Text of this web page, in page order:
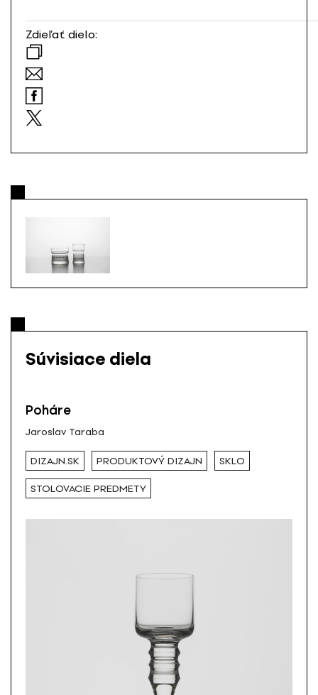
Zdieľať dielo:
Súvisiace diela
Poháre
Jaroslav Taraba
DIZAJN.SK PRODUKTOVÝ DIZAJN SKLO
STOLOVACIE PREDMETY